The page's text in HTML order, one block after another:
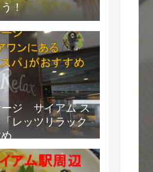
！
ージ サイアム ス
レッツリラック